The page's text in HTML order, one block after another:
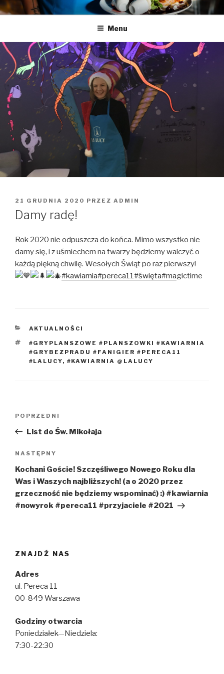
Przeskocz
do
LA LUCY
Zapraszamy na pyszną kawę i naleśniki
Menu
OPUBLIKOWANE
W
21 GRUDNIA 2020 PRZEZ ADMIN
Damy radę!
Rok 2020 nie odpuszcza do końca. Mimo wszystko nie
damy się, i z uśmiechem na twarzy będziemy walczyć o
każdą piękną chwilę. Wesołych Świąt po raz pierwszy!
#kawiarnia#pereca11#święta#magictime
KATEGORIE
AKTUALNOŚCI
TAGI
#GRYPLANSZOWE #PLANSZOWKI #KAWIARNIA
#GRYBEZPRADU #FANIGIER #PERECA11
#LALUCY, #KAWIARNIA @LALUCY
Poprzedni
wpis
POPRZEDNI
List do Św. Mikołaja
Następny
wpis
NASTĘPNY
Kochani Goście! Szczęśliwego Nowego Roku dla
Was i Waszych najbliższych! (a o 2020 przez
grzeczność nie będziemy wspominać) :) #kawiarnia
#nowyrok #pereca11 #przyjaciele #2021
ZNAJDŹ NAS
Adres
ul. Pereca 11
00-849 Warszawa
Godziny otwarcia
Poniedziałek—Niedziela:
7:30-22:30